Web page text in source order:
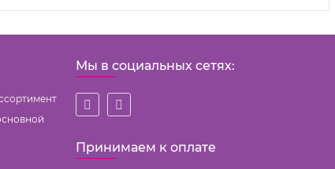
Мы в социальных сетях:
Принимаем к оплате